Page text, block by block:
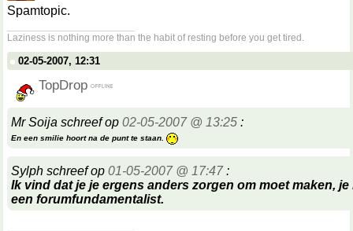
Spamtopic.
Laziness is nothing more than the habit of resting before you get tired.
02-05-2007, 12:31
TopDrop
Mr Soija schreef op 02-05-2007 @ 13:25 :
En een smilie hoort na de punt te staan.
Sylph schreef op 01-05-2007 @ 17:47:
Ik vind dat je je ergens anders zorgen om moet maken,
een forumfundamentalist.